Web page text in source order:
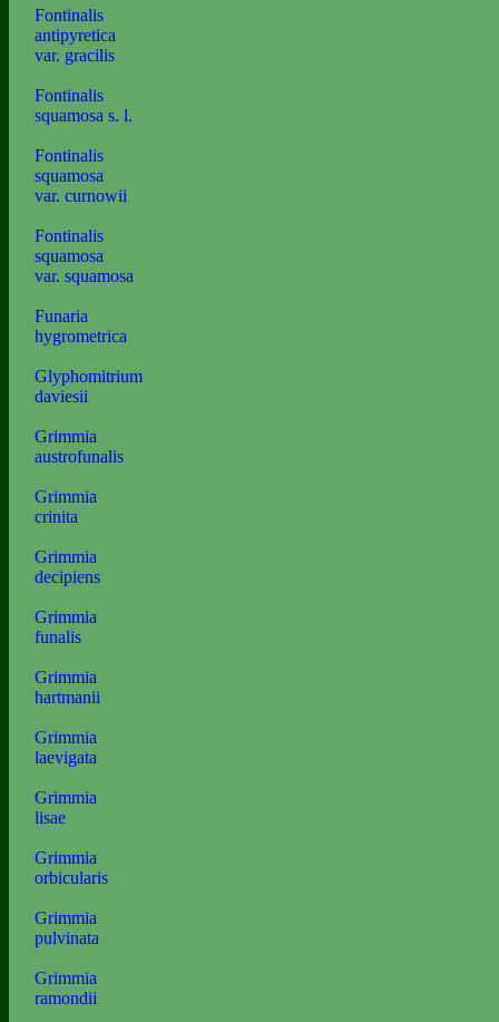
Fontinalis
antipyretica
var. gracilis
Fontinalis
squamosa s. l.
Fontinalis
squamosa
var. curnowii
Fontinalis
squamosa
var. squamosa
Funaria
hygrometrica
Glyphomitrium
daviesii
Grimmia
austrofunalis
Grimmia
crinita
Grimmia
decipiens
Grimmia
funalis
Grimmia
hartmanii
Grimmia
laevigata
Grimmia
lisae
Grimmia
orbicularis
Grimmia
pulvinata
Grimmia
ramondii